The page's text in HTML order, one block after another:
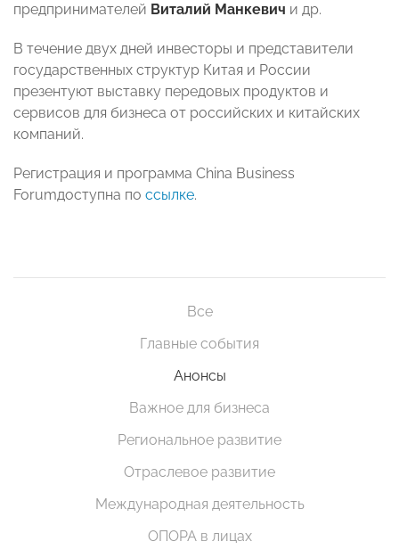
предпринимателей Виталий Манкевич и др.
В течение двух дней инвесторы и представители
государственных структур Китая и России
презентуют выставку передовых продуктов и
сервисов для бизнеса от российских и китайских
компаний.
Регистрация и программа China Business
Forumдоступна по ссылке.
Все
Главные события
Анонсы
Важное для бизнеса
Региональное развитие
Отраслевое развитие
Международная деятельность
ОПОРА в лицах